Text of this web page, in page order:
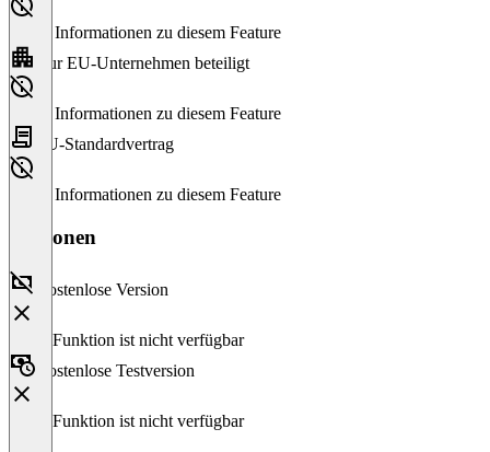
Keine Informationen zu diesem Feature
Nur EU-Unternehmen beteiligt
Keine Informationen zu diesem Feature
EU-Standardvertrag
Keine Informationen zu diesem Feature
Versionen
Kostenlose Version
Diese Funktion ist nicht verfügbar
Kostenlose Testversion
Diese Funktion ist nicht verfügbar